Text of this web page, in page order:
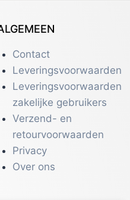
Contact
Leveringsvoorwaarden
Leveringsvoorwaarden
zakelijke gebruikers
Verzend- en
retourvoorwaarden
Privacy
Over ons